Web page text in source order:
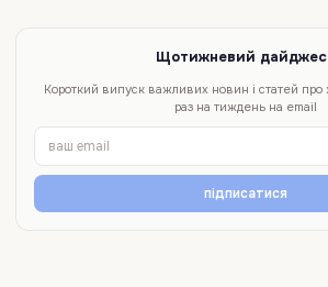
Щотижневий
Короткий випуск важливих новин і статей про
раз на тиждень на email
підписатися